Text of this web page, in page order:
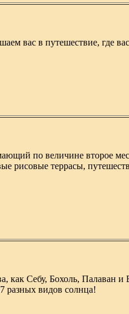
в путешествие, где вас
по величине второе
рисовые террасы,
Себу, Бохоль, Палаван и
разных видов солнца!